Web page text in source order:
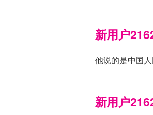
新用户
他说的是中国
新用户